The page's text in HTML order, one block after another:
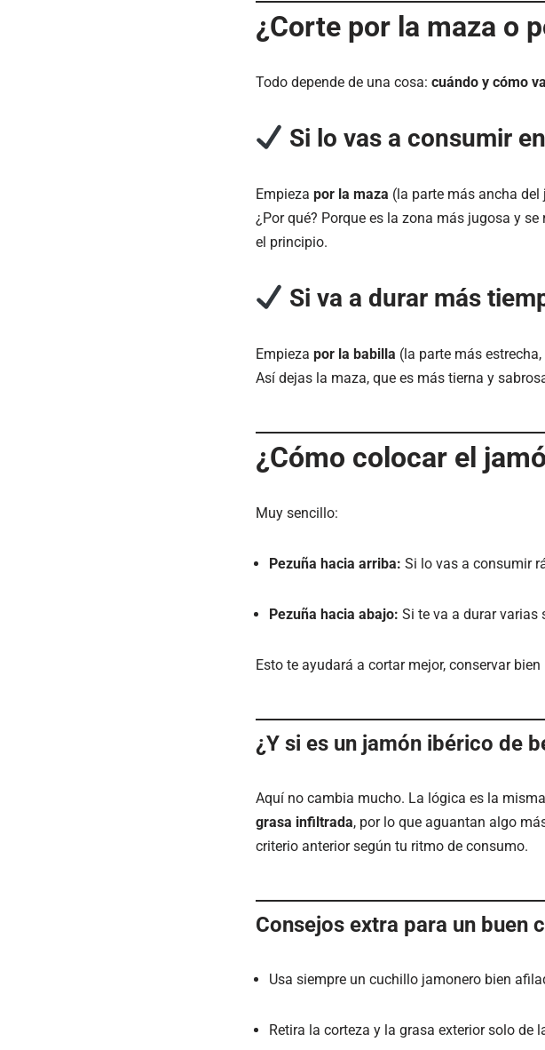
¿Corte por la maza o
Todo depende de una cosa: cuándo y cómo
Si lo vas a consumir
Empieza por la maza (la parte más ancha
¿Por qué? Porque es la zona más jugosa y
el principio.
Si va a durar más
Empieza por la babilla (la parte más
Así dejas la maza, que es más tierna y
¿Cómo colocar el
Muy sencillo:
Pezuña hacia arriba: Si lo vas a consumir
Pezuña hacia abajo: Si te va a durar varias
Esto te ayudará a cortar mejor, conservar
¿Y si es un jamón ibérico de
Aquí no cambia mucho. La lógica es la
grasa infiltrada, por lo que aguantan algo
criterio anterior según tu ritmo de consumo.
Consejos extra para un buen
Usa siempre un cuchillo jamonero bien
Retira la corteza y la grasa exterior solo de